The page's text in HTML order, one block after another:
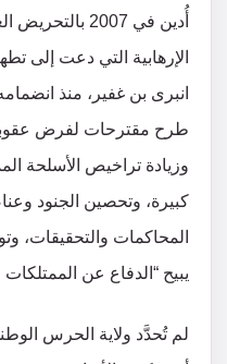
أُدين في 2007
الإرهابية التي دعت إلى
طرح مقترحات لفرض عقوبة
وزيادة تراخيص الأسلحة
كبيرة، وتحصين الجنود
المحاكمات والتحقيقات،
يبيح “الدفاع عن
لم تُحدَّد ولاية الحرس